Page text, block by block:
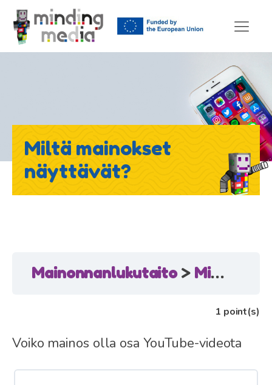
Miltä mainokset
näyttävät?
Mainonnanlukutaito Miltä mainokset näyttävät?
1 point(s)
Voiko mainos olla osa YouTube-videota